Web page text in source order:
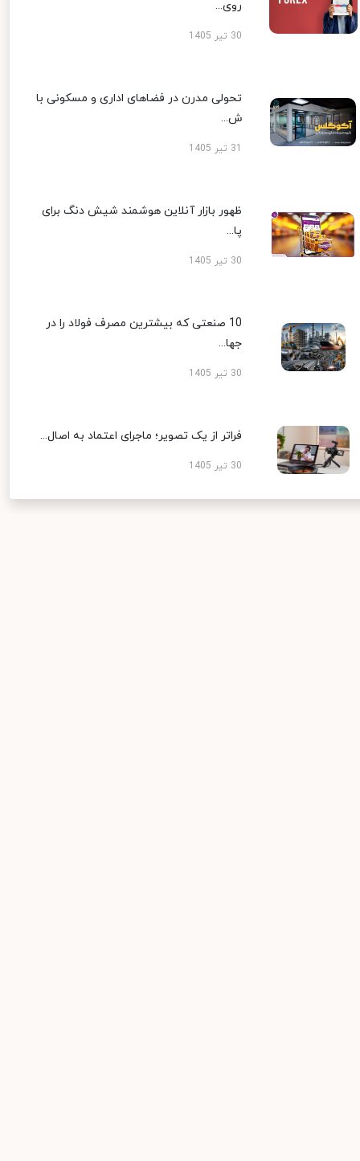
روی...
30 تیر 1405
تحولی مدرن در فضاهای اداری و مسکونی با
ش...
ظهور بازار آنلاین هوشمند شیش دنگ برای
پا...
30 تیر 1405
10 صنعتی که بیشترین مصرف فولاد را در
جها...
30 تیر 1405
فراتر از یک تصویر؛ ماجرای اعتماد به اصال...
30 تیر 1405